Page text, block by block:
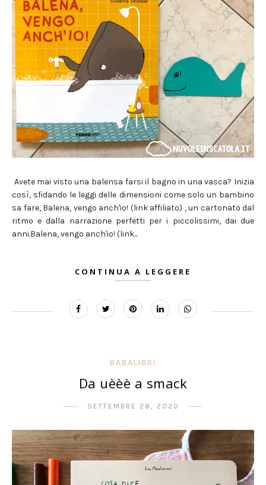
Avete mai visto una balensa farsi il bagno in una vasca? Inizia
così, sfidando le leggi delle dimensioni come solo un bambino
sa fare, Balena, vengo anch'io! (link affiliato) , un cartonato dal
ritmo e dalla narrazione perfetti per i piccolissimi, dai due
anni.Balena, vengo anch'io! (link...
CONTINUA A LEGGERE
BABALIBRI
Da uèèè a smack
SETTEMBRE 28, 2020